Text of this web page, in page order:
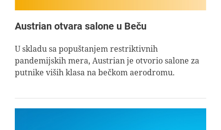
Austrian otvara salone u Beču
U skladu sa popuštanjem restriktivnih
pandemijskih mera, Austrian je otvorio salone za
putnike viših klasa na bečkom aerodromu.